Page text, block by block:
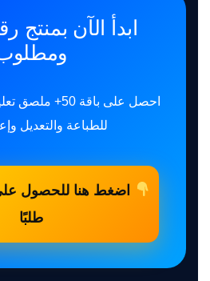
ابدأ الآن بمنتج
احصل على باقة
للطباعة والتعديل
اضغط هنا للحصول
طلبًا